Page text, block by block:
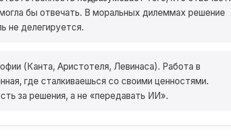
бы отвечать. В моральных дилеммах решение
не делегируется.
(Канта, Аристотеля, Левинаса). Работа в
где сталкиваешься со своими ценностями.
за решения, а не «передавать ИИ».